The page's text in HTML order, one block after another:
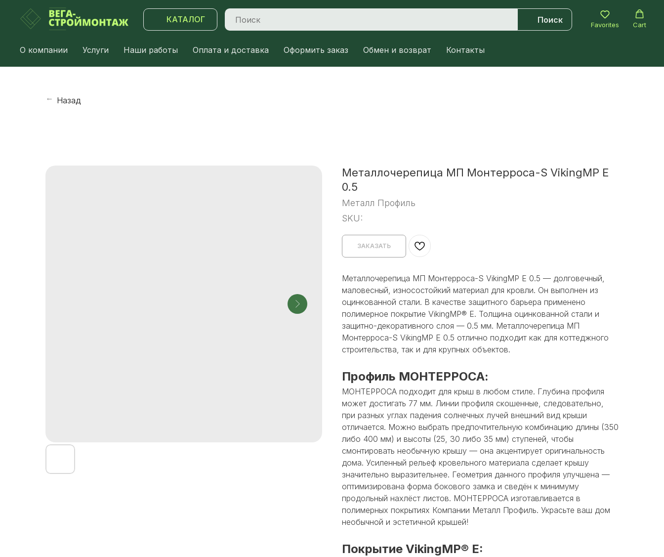
КАТАЛОГ Поиск
Favorites Cart
О компании Услуги Наши работы Оплата и доставка Оформить заказ Обмен и возврат Контакты
→ Назад
Металлочерепица МП Монтерроса-S VikingMP E
0.5
Металл Профиль
SKU:
ЗАКАЗАТЬ
Металлочерепица МП Монтерроса-S VikingMP E 0.5 — долговечный,
маловесный, износостойкий материал для кровли. Он выполнен из
оцинкованной стали. В качестве защитного барьера применено
полимерное покрытие VikingMP® E. Толщина оцинкованной стали и
защитно-декоративного слоя — 0.5 мм. Металлочерепица МП
Монтерроса-S VikingMP E 0.5 отлично подходит как для коттеджного
строительства, так и для крупных объектов.
Профиль МОНТЕРРОСА:
МОНТЕРРОСА подходит для крыш в любом стиле. Глубина профиля
может достигать 77 мм. Линии профиля скошенные, следовательно,
при разных углах падения солнечных лучей внешний вид крыши
отличается. Можно выбрать предпочтительную комбинацию длины (350
либо 400 мм) и высоты (25, 30 либо 35 мм) ступеней, чтобы
смонтировать необычную крышу — она акцентирует оригинальность
дома. Усиленный рельеф кровельного материала сделает крышу
значительно выразительнее. Геометрия данного профиля улучшена —
оптимизирована форма бокового замка и сведён к минимуму
продольный нахлёст листов. МОНТЕРРОСА изготавливается в
полимерных покрытиях Компании Металл Профиль. Украсьте ваш дом
необычной и эстетичной крышей!
Покрытие VikingMP® E: